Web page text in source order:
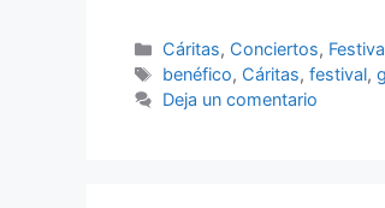
Categorías
Cáritas, Conciertos,
Etiquetas
benéfico, Cáritas,festival,
Deja un comentario